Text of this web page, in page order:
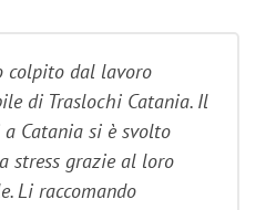
colpito dal lavoro
di Traslochi Catania. Il
Catania si è svolto
stress grazie al loro
Li raccomando